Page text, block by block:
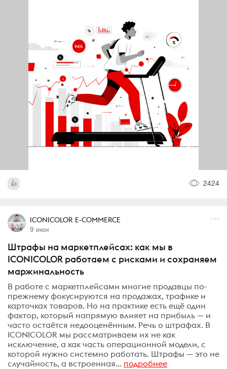
2424
ICONICOLOR E-COMMERCE
9 июн
Штрафы на маркетплейсах: как мы в
ICONICOLOR работаем с рисками и сохраняем
маржинальность
В работе с маркетплейсами многие продавцы по-
прежнему фокусируются на продажах, трафике и
карточках товаров. Но на практике есть ещё один
фактор, который напрямую влияет на прибыль — и
часто остаётся недооценённым. Речь о штрафах. В
ICONICOLOR мы рассматриваем их не как
исключение, а как часть операционной модели, с
которой нужно системно работать. Штрафы — это не
случайность, а встроенная... подробнее